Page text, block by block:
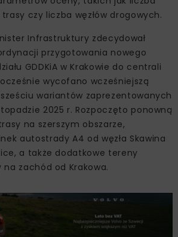
czy liczba węzłów drogowych.
Infrastruktury zdecydował
przygotowania nowego
GDDKiA w Krakowie do centrali
wycofano wcześniejszą
wariantów zaprezentowanych
2025 r. Rozpoczęto ponowną
na szerszym obszarze,
autostrady A4 od węzła Skawina
a także dodatkowe tereny
zachód od Krakowa.